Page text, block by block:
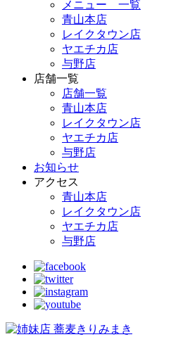
メニュー 一覧
青山本店
レイクタウン店
ヤエチカ店
与野店
店舗一覧
店舗一覧
青山本店
レイクタウン店
ヤエチカ店
与野店
お知らせ
アクセス
青山本店
レイクタウン店
ヤエチカ店
与野店